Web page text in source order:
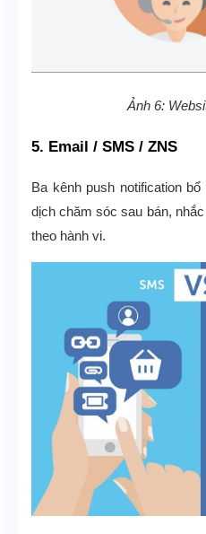
Ảnh 6:
5. Email / SMS / ZNS
Ba kênh push notification
dịch chăm sóc sau bán,
theo hành vi.